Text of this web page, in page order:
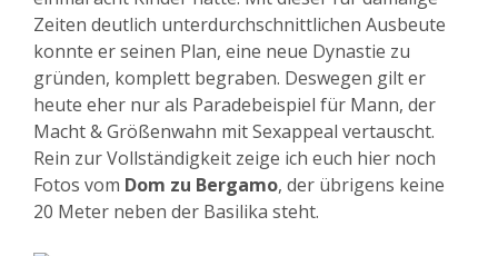
Zeiten deutlich unterdurchschnittlichen Ausbeute
konnte er seinen Plan, eine neue Dynastie zu
gründen, komplett begraben. Deswegen gilt er
heute eher nur als Paradebeispiel für Mann, der
Macht & Größenwahn mit Sexappeal vertauscht.
Rein zur Vollständigkeit zeige ich euch hier noch
Fotos vom Dom zu Bergamo, der übrigens keine
20 Meter neben der Basilika steht.